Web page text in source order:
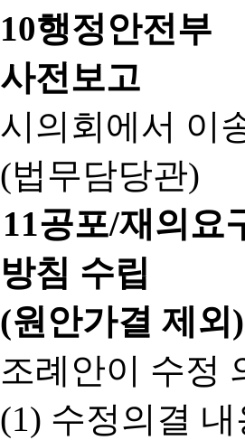
10행정안전부
사전보고
시의회에서 이
(법무담당관)
11공포/재의요
방침 수립
(원안가결 제외)
조례안이 수정
(1) 수정의결